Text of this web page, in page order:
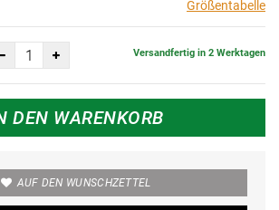
Größentabelle
Versandfertig in 2 Werktagen
DEN WARENKORB
AUF DEN WUNSCHZETTEL